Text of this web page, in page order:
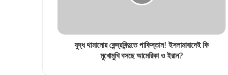
যুদ্ধ থামানোর কেন্দ্রবিন্দুতে পাকিস্তান! ইসলামাবাদেই কি
মুখোমুখি বসছে আমেরিকা ও ইরান?